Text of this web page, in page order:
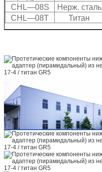
CHL—08S
Нерж. сталь
CHL—08T
Титан